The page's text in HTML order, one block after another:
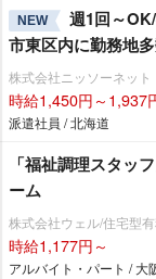
NEW
週1回～
市東区内に勤務地
株式会社ニッソーネット
時給1,450円～1,937
派遣社員 / 北海道
「福祉調理スタッ
ーム
株式会社ウェル/住宅型
時給1,177円～
アルバイト・パート / 大